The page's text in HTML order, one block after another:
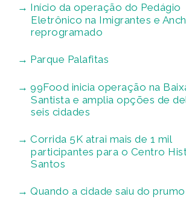
Início da operação do Pedágio
Eletrônico na Imigrantes e
reprogramado
Parque Palafitas
99Food inicia operação na
Santista e amplia opções de
seis cidades
Corrida 5K atrai mais de 1 mil
participantes para o Centro
Santos
Quando a cidade saiu do prumo